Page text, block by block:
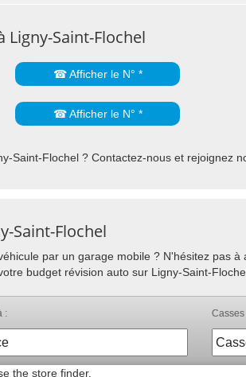
Ligny-Saint-Flochel
☎ Afficher le N° *
☎ Afficher le N° *
Saint-Flochel ? Contactez-nous et rejoignez
Saint-Flochel
par un garage mobile ? N'hésitez pas
budget révision auto sur Ligny-Saint-